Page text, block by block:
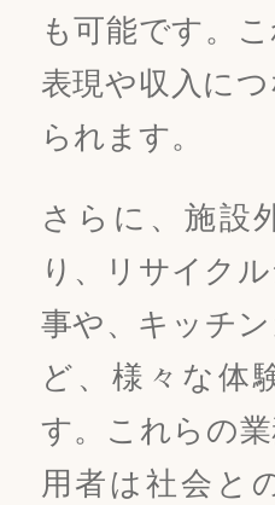
も可能です。
表現や収入に
られます。
さらに、施設
り、リサイク
事や、キッチ
ど、様々な体
す。これらの
用者は社会と